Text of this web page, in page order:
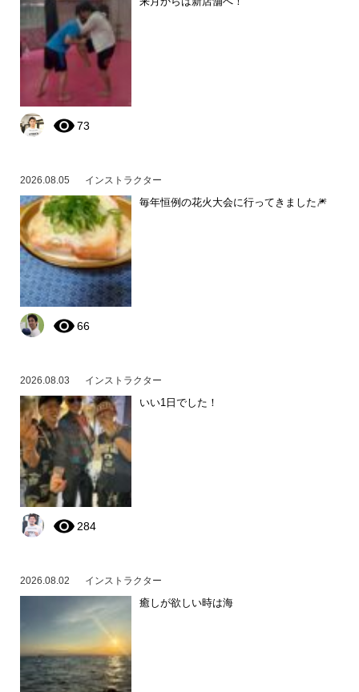
73
2026.08.05 インストラクター
毎年恒例の花火大会に行ってきました🎆
66
2026.08.03 インストラクター
いい1日でした！
284
2026.08.02 インストラクター
癒しが欲しい時は海